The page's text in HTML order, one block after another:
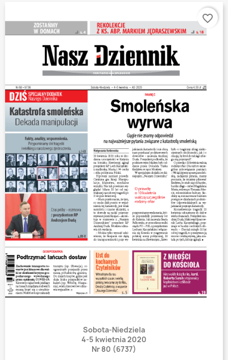
Sobota-Niedziela
4-5 kwietnia 2020
Nr 80 (6737)
favorite_border